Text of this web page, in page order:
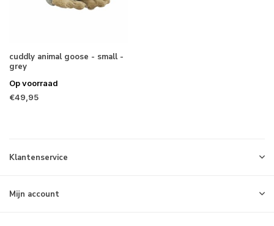
cuddly animal goose - small -
grey
Op voorraad
€49,95
Klantenservice
Mijn account